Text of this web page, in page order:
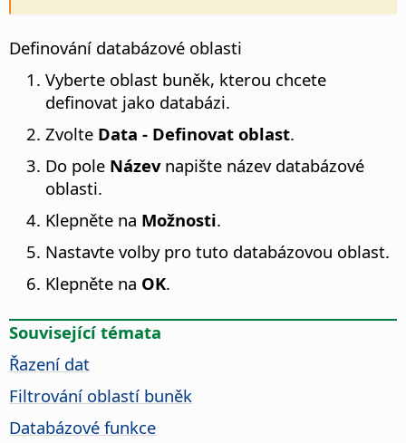
Definování databázové oblasti
Vyberte oblast buněk, kterou chcete
definovat jako databázi.
Zvolte Data - Definovat oblast.
Do pole Názevnapište název databázové
oblasti.
Klepněte na Možnosti.
Nastavte volby pro tuto databázovou oblast.
Klepněte na OK.
Související témata
Řazení dat
Filtrování oblastí buněk
Databázové funkce